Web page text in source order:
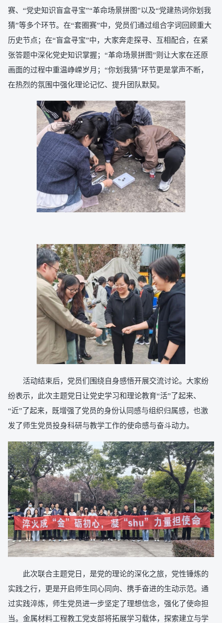
赛、“党史知识盲盒寻宝”“革命场景拼图”以及“党建热词你划我
猜”等多个环节。在“套圈赛”中，党员们通过组合字词回顾重大
历史节点；在“盲盒寻宝”中，大家奔走探寻、互相配合，在紧
张答题中深化党史知识掌握；“革命场景拼图”则让大家在还原
画面的过程中重温峥嵘岁月；“你划我猜”环节更是掌声不断，
在热烈的氛围中强化理论记忆、提升团队默契。
活动结束后，党员们围绕自身感悟开展交流讨论。大家纷
纷表示，此次主题党日让党史学习和理论教育“活”了起来、
“近”了起来，既增强了党员的身份认同感与组织归属感，也激
发了师生党员投身科研与教学工作的使命感与奋斗动力。
此次联合主题党日，是党的理论的深化之旅，党性锤炼的
实践之行，更是开启师生同心同向、携手奋进的生动示范。通
过实践淬炼，师生党员进一步坚定了理想信念，强化了使命担
当。金属材料工程教工党支部将拓展学习载体，探索建立与学